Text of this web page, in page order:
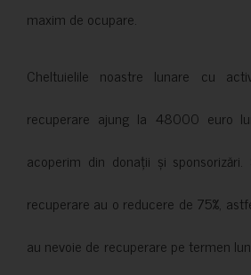
maxim de ocupare.
Cheltuielile noastre lunare cu
recuperare ajung la 48000 euro
acoperim din donații și
recuperare au o reducere de 75%,
au nevoie de recuperare pe termen